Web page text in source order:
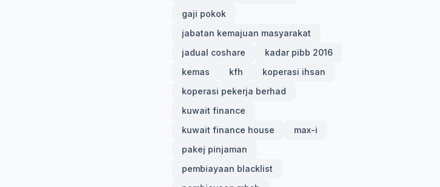
gaji pokok
jabatan kemajuan masyarakat
jadual coshare
kadar pibb 2016
kemas
kfh
koperasi ihsan
koperasi pekerja berhad
kuwait finance
kuwait finance house
max-i
pakej pinjaman
pembiayaan blacklist